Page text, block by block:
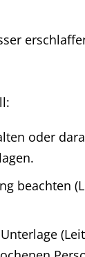
oder
beachten